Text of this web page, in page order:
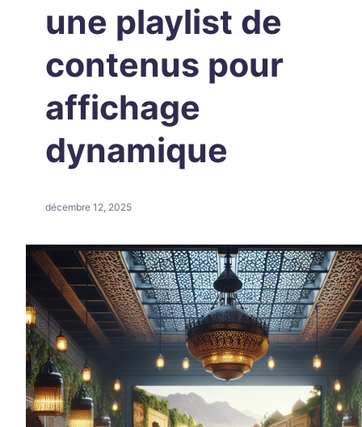
une playlist de
contenus pour
affichage
dynamique
décembre 12, 2025